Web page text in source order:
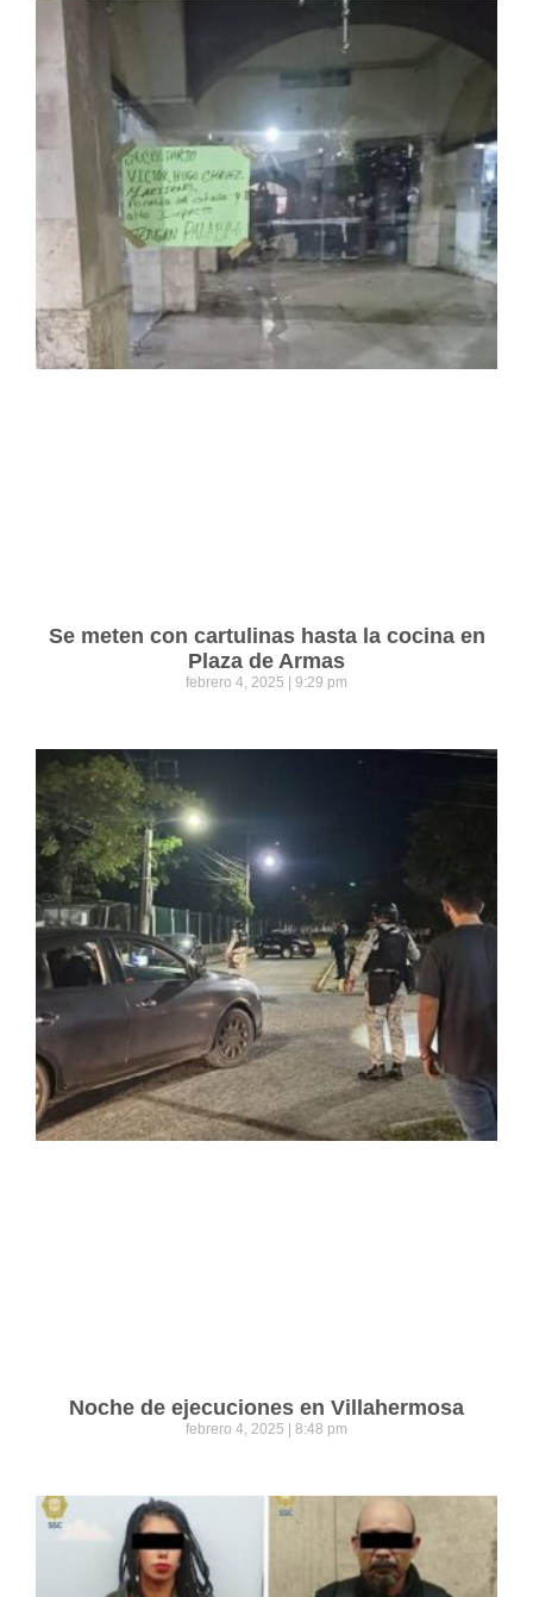
Se meten con cartulinas hasta la cocina en
Plaza de Armas
febrero 4, 2025 9:29 pm
Noche de ejecuciones en Villahermosa
febrero 4, 2025 8:48 pm